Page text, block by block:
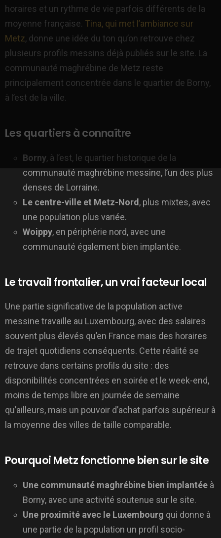
horaires et un rythme de vie parfois différents de la
moyenne française. Tina, qui met l’ambiance sur
Metz, donne une idée du ton qu’on retrouve chez
plusieurs profils messins déjà publiés sur le site. La
communauté maghrébine de Metz reste
principalement concentrée dans le quartier de Borny,
à l’est de la ville.
Les quartiers à connaître
Borny, à l’est, le quartier historique de la
communauté maghrébine messine, l’un des plus
denses de Lorraine.
Le centre-ville et Metz-Nord, plus mixtes, avec
une population plus variée.
Woippy, en périphérie nord, avec une
communauté également bien implantée.
Le travail frontalier, un vrai facteur local
Une partie significative de la population active
messine travaille au Luxembourg, avec des salaires
souvent plus élevés qu’en France mais des horaires
de trajet quotidiens conséquents. Cette réalité se
retrouve dans certains profils du site : des
disponibilités concentrées en soirée et le week-end,
moins de temps libre en journée de semaine
qu’ailleurs, mais un pouvoir d’achat parfois supérieur à
la moyenne des villes de taille comparable.
Pourquoi Metz fonctionne bien sur le site
Une communauté maghrébine bien implantée à
Borny, avec une activité soutenue sur le site.
Une proximité avec le Luxembourg qui donne à
une partie de la population un profil socio-